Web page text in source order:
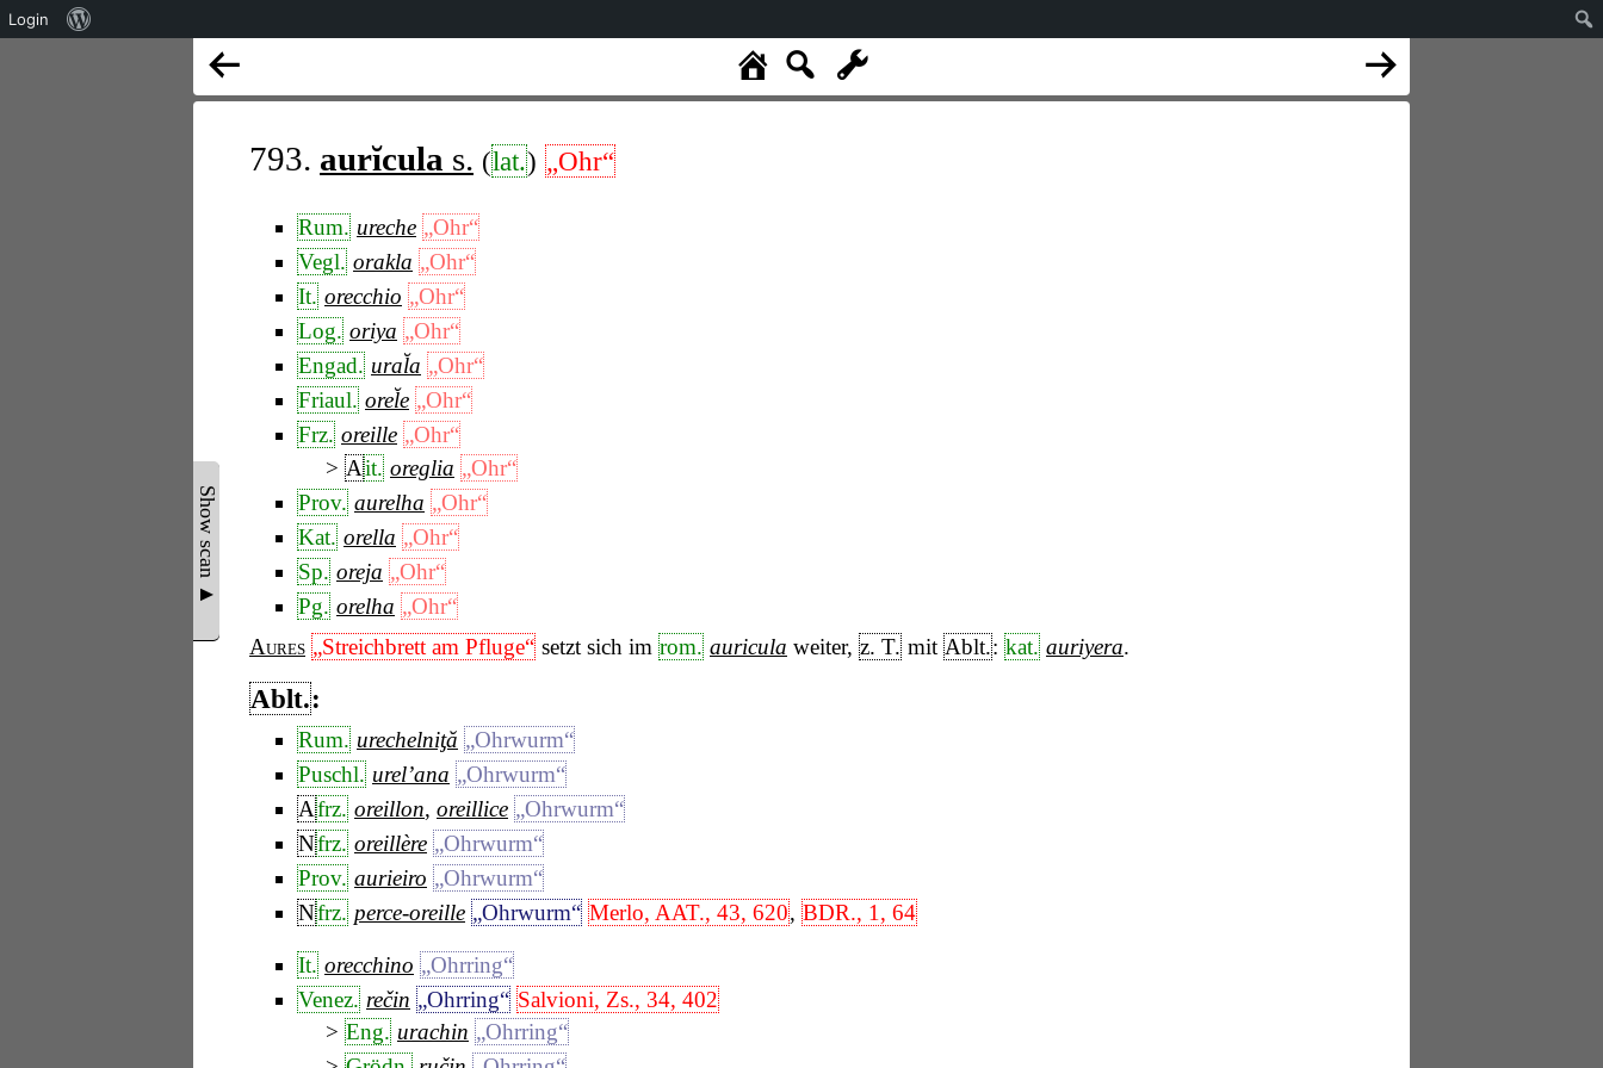
Show scan ▲
793. aurĭcula s. (lat.) „Ohr“
Rum. ureche „Ohr“
Vegl. orakla „Ohr“
It. orecchio „Ohr“
Log. oriya „Ohr“
Engad. ural̆a „Ohr“
Friaul. orel̆e „Ohr“
Frz. oreille „Ohr“
Ait. oreglia „Ohr“
Prov. aurelha „Ohr“
Kat. orella „Ohr“
Sp. oreja „Ohr“
Pg. orelha „Ohr“
Aures „Streichbrett am Pfluge“ setzt sich im rom. auricula weiter, z. T. mit Ablt.: kat. auriyera.
Ablt.:
Rum. urechelniƫă „Ohrwurm“
Puschl. urel’ana „Ohrwurm“
Afrz. oreillon, oreillice „Ohrwurm“
Nfrz. oreillère „Ohrwurm“
Prov. aurieiro „Ohrwurm“
Nfrz. perce-oreille „Ohrwurm“ Merlo, AAT., 43, 620, BDR., 1, 64
It. orecchino „Ohrring“
Venez. rečin „Ohrring“ Salvioni, Zs., 34, 402
Eng. urachin „Ohrring“
Login